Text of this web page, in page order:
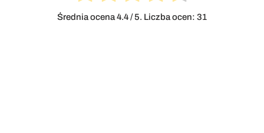
Średnia ocena4.4/ 5. Liczba ocen: 31